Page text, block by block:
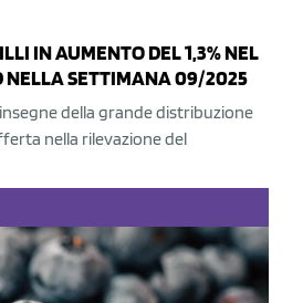
IN AUMENTO DEL 1,3% NEL
NELLA SETTIMANA 09/2025
della grande distribuzione
nella rilevazione del